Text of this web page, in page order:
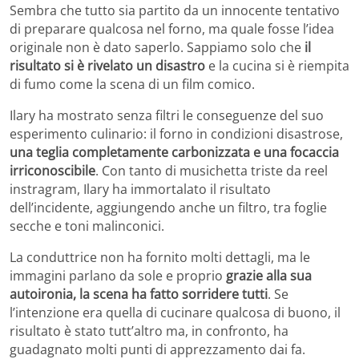
Sembra che tutto sia partito da un innocente tentativo
di preparare qualcosa nel forno, ma quale fosse l’idea
originale non è dato saperlo. Sappiamo solo che il
risultato si è rivelato un disastro e la cucina si è riempita
di fumo come la scena di un film comico.
Ilary ha mostrato senza filtri le conseguenze del suo
esperimento culinario: il forno in condizioni disastrose,
una teglia completamente carbonizzata e una focaccia
irriconoscibile. Con tanto di musichetta triste da reel
instragram, Ilary ha immortalato il risultato
dell’incidente, aggiungendo anche un filtro, tra foglie
secche e toni malinconici.
La conduttrice non ha fornito molti dettagli, ma le
immagini parlano da sole e proprio grazie alla sua
autoironia, la scena ha fatto sorridere tutti. Se
l’intenzione era quella di cucinare qualcosa di buono, il
risultato è stato tutt’altro ma, in confronto, ha
guadagnato molti punti di apprezzamento dai fa.